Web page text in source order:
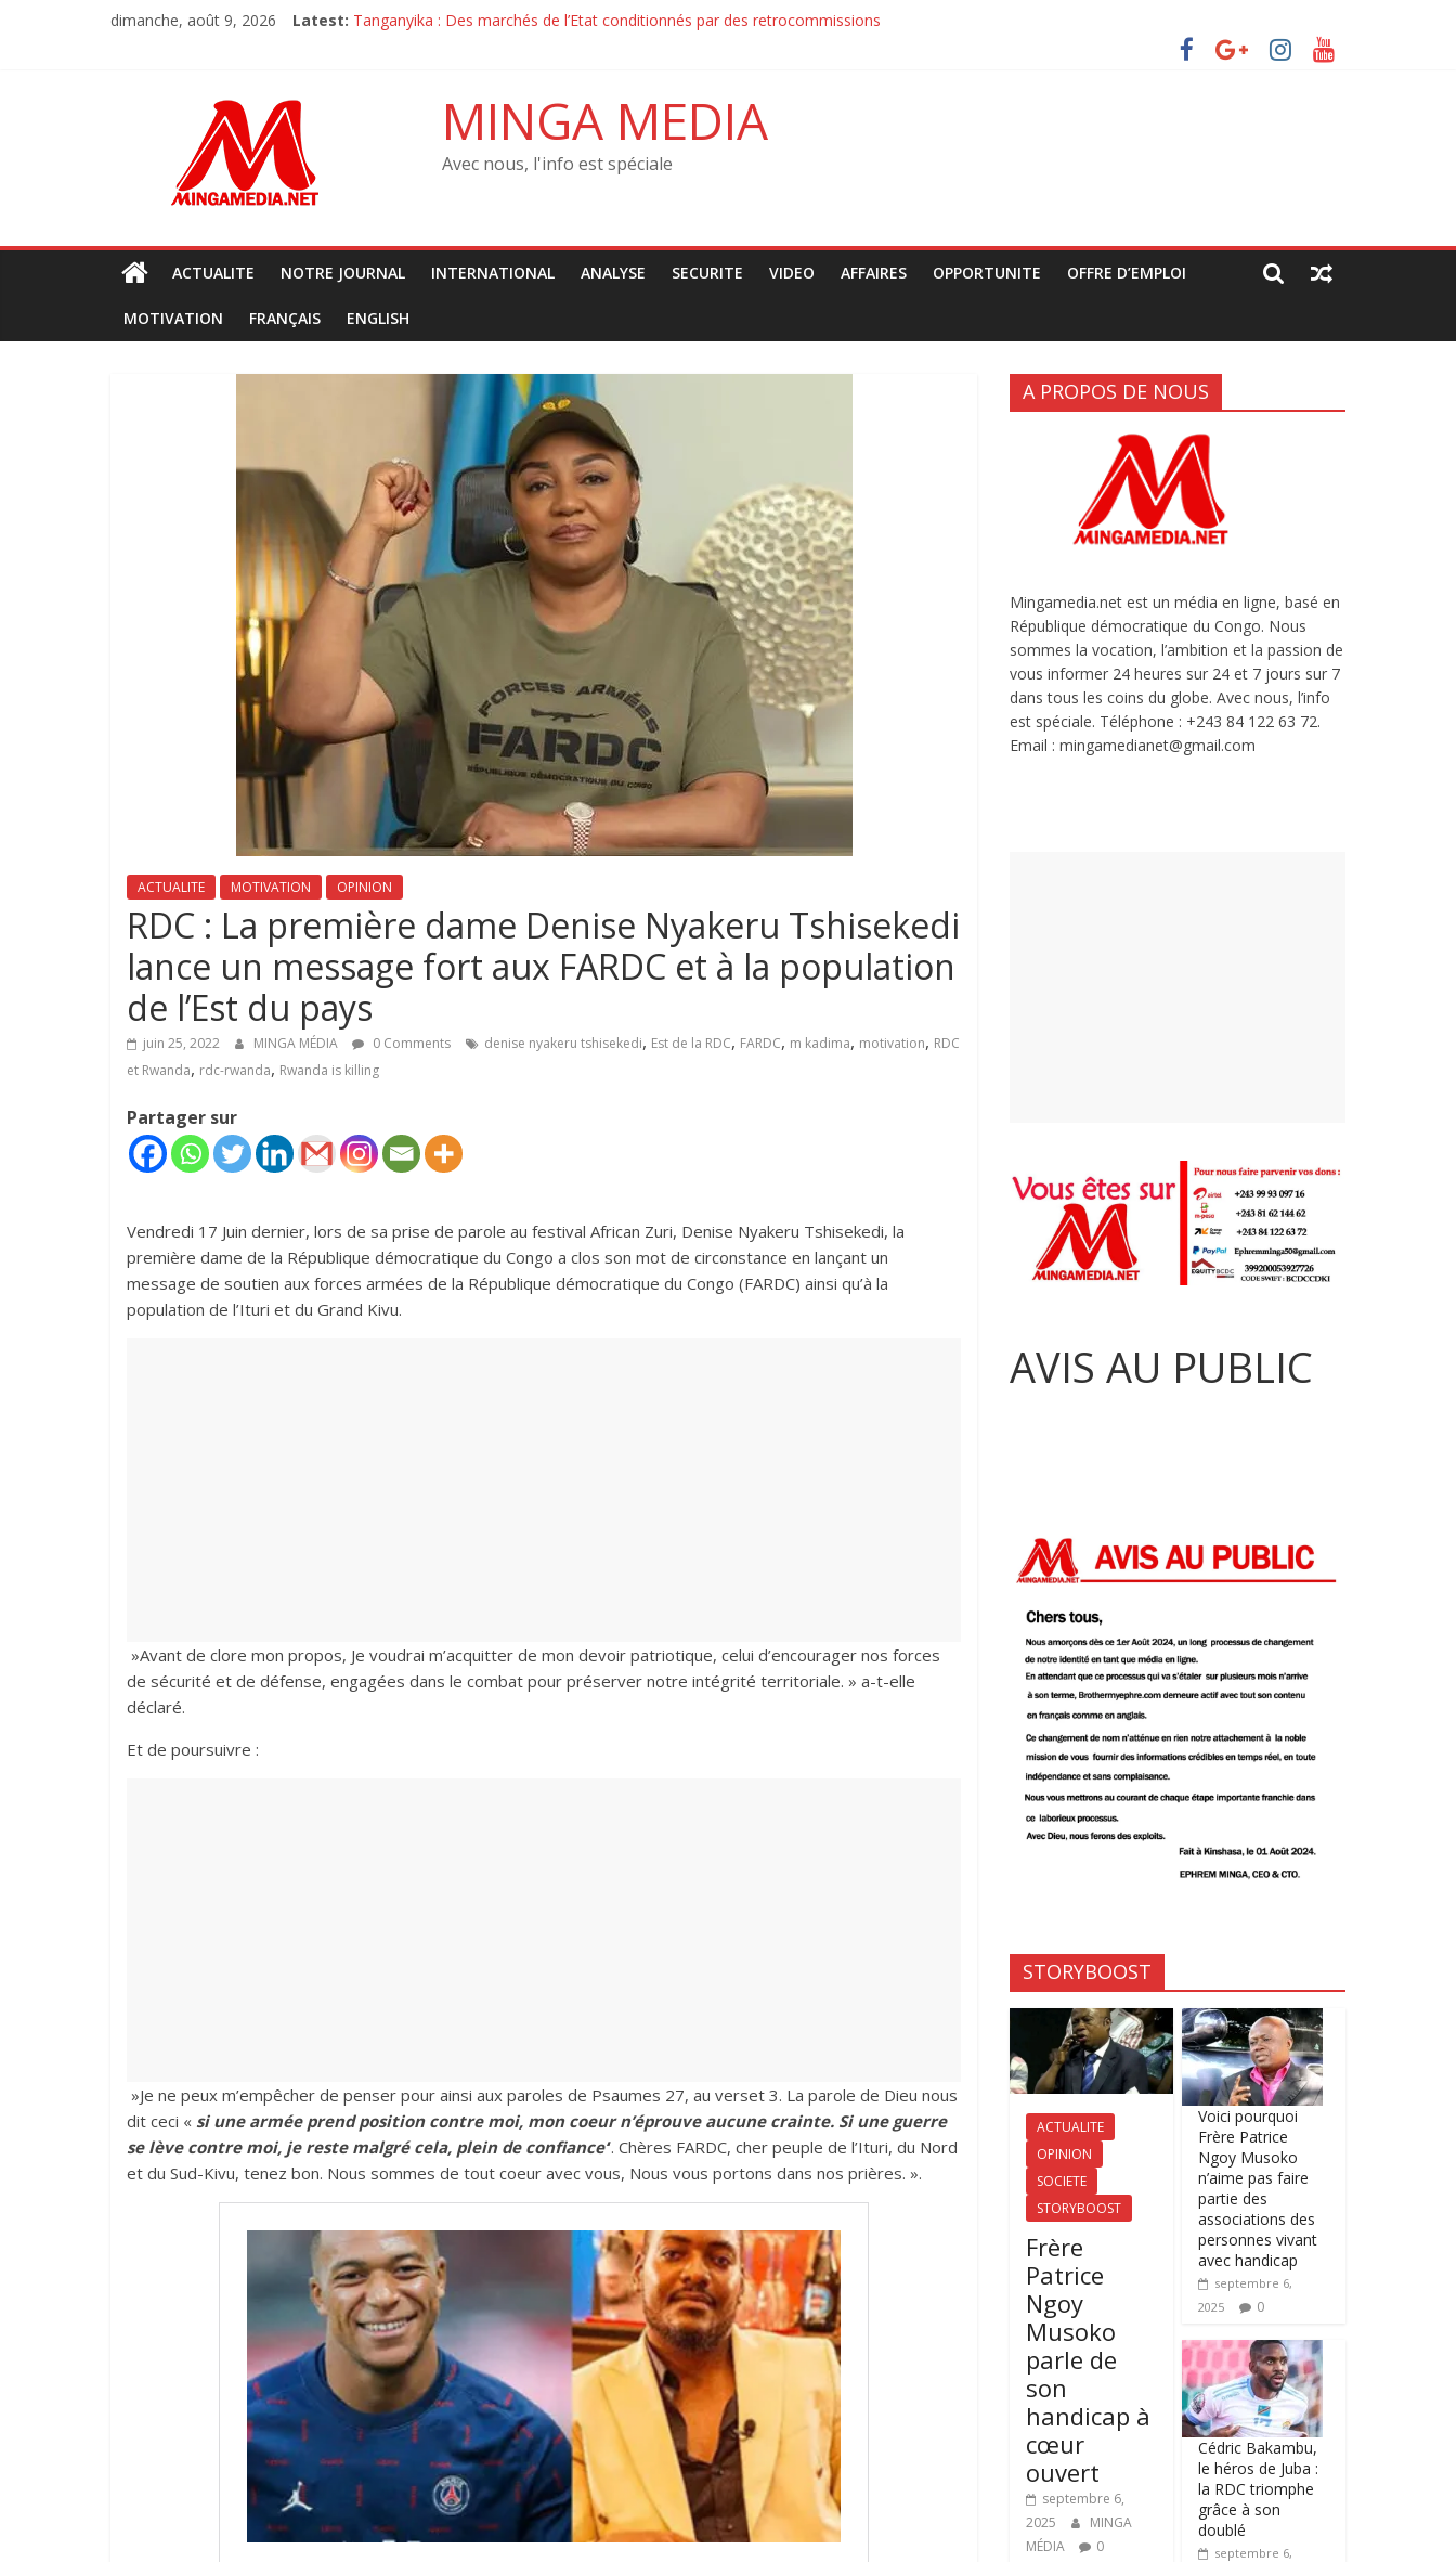
dimanche, août 9, 2026 Latest: ‎Tanganyika : Des marchés de l’Etat conditionnés par des retrocommissions‎‎
Sit-in de l’opposition : la Force du Progrès et la Police ont échangé des jets de pierre avec les manifestants de C64 (rapport JPC/CENCO)
Sit-in de l’opposition : la Force du Progrès et la Police contrôlaient les passants sur les grandes artères (rapport JPC/CENCO)
Débat sur la constitution–‎ Le MRJCO de John Mbaya tacle la CENCO : « Une ingérence politique déguisée »
MINGA MEDIA
Avec nous, l'info est spéciale
ACTUALITE NOTRE JOURNAL INTERNATIONAL ANALYSE SECURITE VIDEO AFFAIRES OPPORTUNITE OFFRE D’EMPLOI
MOTIVATION FRANÇAIS ENGLISH
ACTUALITE MOTIVATION OPINION
RDC : La première dame Denise Nyakeru Tshisekedi
lance un message fort aux FARDC et à la population
de l’Est du pays
juin 25, 2022 MINGA MÉDIA 0 Comments denise nyakeru tshisekedi, Est de la RDC, FARDC, m kadima, motivation, RDC
et Rwanda, rdc-rwanda, Rwanda is killing
Partager sur
Vendredi 17 Juin dernier, lors de sa prise de parole au festival African Zuri, Denise Nyakeru Tshisekedi, la
première dame de la République démocratique du Congo a clos son mot de circonstance en lançant un
message de soutien aux forces armées de la République démocratique du Congo (FARDC) ainsi qu’à la
population de l’Ituri et du Grand Kivu.
»Avant de clore mon propos, Je voudrai m’acquitter de mon devoir patriotique, celui d’encourager nos forces
de sécurité et de défense, engagées dans le combat pour préserver notre intégrité territoriale. » a-t-elle
déclaré.
Et de poursuivre :
»Je ne peux m’empêcher de penser pour ainsi aux paroles de Psaumes 27, au verset 3. La parole de Dieu nous
dit ceci « si une armée prend position contre moi, mon coeur n’éprouve aucune crainte. Si une guerre
se lève contre moi, je reste malgré cela, plein de confiance’‘. Chères FARDC, cher peuple de l’Ituri, du Nord
et du Sud-Kivu, tenez bon. Nous sommes de tout coeur avec vous, Nous vous portons dans nos prières. ».
A PROPOS DE NOUS
Mingamedia.net est un média en ligne, basé en
République démocratique du Congo. Nous
sommes la vocation, l’ambition et la passion de
vous informer 24 heures sur 24 et 7 jours sur 7
dans tous les coins du globe. Avec nous, l’info
est spéciale. Téléphone : +243 84 122 63 72.
Email : mingamedianet@gmail.com
AVIS AU PUBLIC
STORYBOOST
ACTUALITE
OPINION
SOCIETE
STORYBOOST
Frère
Patrice
Ngoy
Musoko
parle de
son
handicap à
cœur
ouvert
septembre 6,
2025
MINGA
MÉDIA
0
Voici pourquoi
Frère Patrice
Ngoy Musoko
n’aime pas faire
partie des
associations des
personnes vivant
avec handicap
septembre 6,
2025
0
Cédric Bakambu,
le héros de Juba :
la RDC triomphe
grâce à son
doublé
septembre 6,